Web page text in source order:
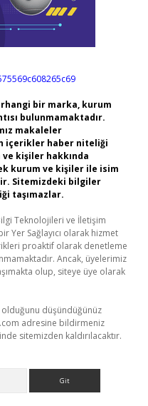
bir marka, kurum
bulunmamaktadır.
makaleler
içerikler haber niteliği
kişiler hakkında
kurum ve kişiler ile isim
Sitemizdeki bilgiler
taşımazlar.
Teknolojileri ve İletişim
Yer Sağlayıcı olarak hizmet
proaktif olarak denetleme
Ancak, üyelerimiz
olup, siteye üye olarak
olduğunu düşündüğünüz
adresine bildirmeniz
sitemizden kaldırılacaktır.